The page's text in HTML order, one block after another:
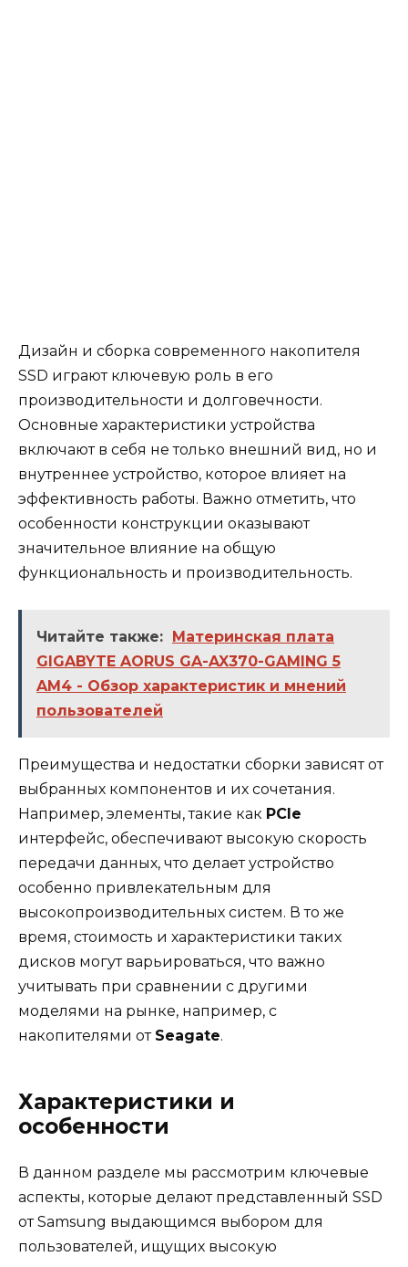
Дизайн и сборка современного накопителя
SSD играют ключевую роль в его
производительности и долговечности.
Основные характеристики устройства
включают в себя не только внешний вид, но и
внутреннее устройство, которое влияет на
эффективность работы. Важно отметить, что
особенности конструкции оказывают
значительное влияние на общую
функциональность и производительность.
Читайте также: Материнская плата
GIGABYTE AORUS GA-AX370-GAMING 5
AM4 - Обзор характеристик и мнений
пользователей
Преимущества и недостатки сборки зависят от
выбранных компонентов и их сочетания.
Например, элементы, такие как PCIe
интерфейс, обеспечивают высокую скорость
передачи данных, что делает устройство
особенно привлекательным для
высокопроизводительных систем. В то же
время, стоимость и характеристики таких
дисков могут варьироваться, что важно
учитывать при сравнении с другими
моделями на рынке, например, с
накопителями от Seagate.
Характеристики и
особенности
В данном разделе мы рассмотрим ключевые
аспекты, которые делают представленный SSD
от Samsung выдающимся выбором для
пользователей, ищущих высокую